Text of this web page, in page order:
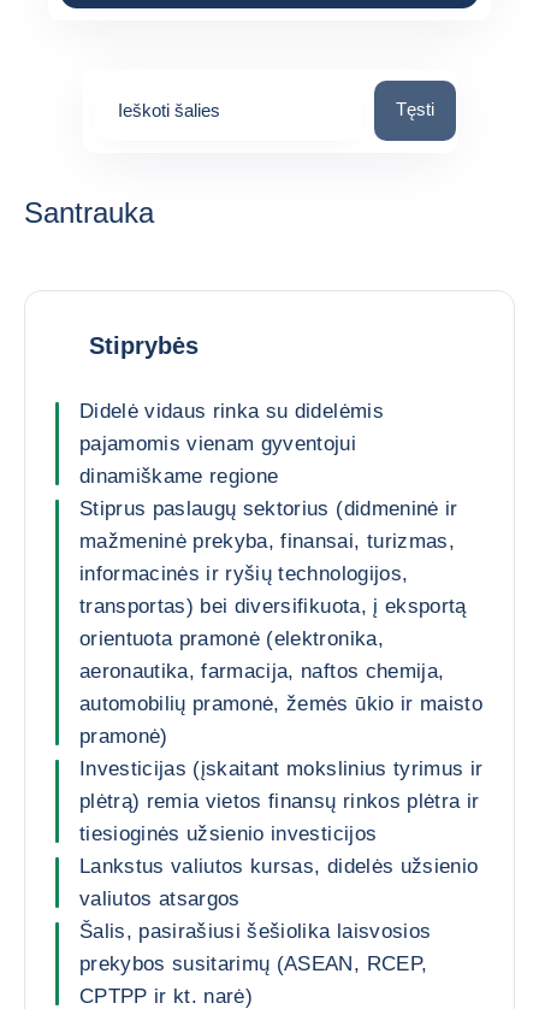
Ieškoti šalies Ieškoti šalies
Tęsti
Santrauka
Stiprybės
Didelė vidaus rinka su didelėmis
pajamomis vienam gyventojui
dinamiškame regione
Stiprus paslaugų sektorius (didmeninė ir
mažmeninė prekyba, finansai, turizmas,
informacinės ir ryšių technologijos,
transportas) bei diversifikuota, į eksportą
orientuota pramonė (elektronika,
aeronautika, farmacija, naftos chemija,
automobilių pramonė, žemės ūkio ir maisto
pramonė)
Investicijas (įskaitant mokslinius tyrimus ir
plėtrą) remia vietos finansų rinkos plėtra ir
tiesioginės užsienio investicijos
Lankstus valiutos kursas, didelės užsienio
valiutos atsargos
Šalis, pasirašiusi šešiolika laisvosios
prekybos susitarimų (ASEAN, RCEP,
CPTPP ir kt. narė)